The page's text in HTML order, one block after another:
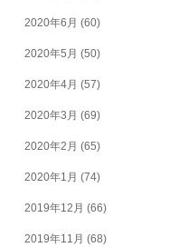
2020年6月 (60)
2020年5月 (50)
2020年4月 (57)
2020年3月 (69)
2020年2月 (65)
2020年1月 (74)
2019年12月 (66)
2019年11月 (68)